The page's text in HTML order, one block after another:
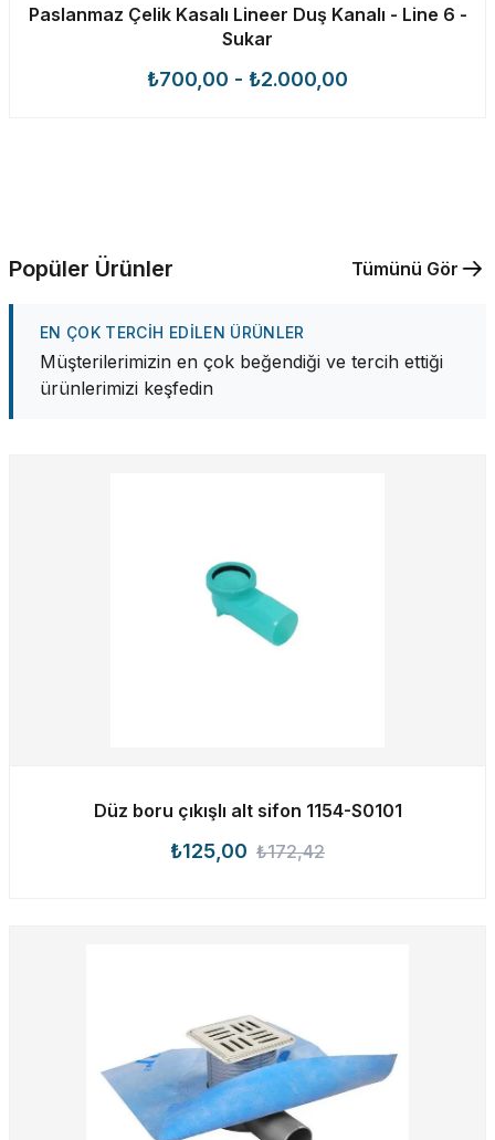
Paslanmaz Çelik Kasalı Lineer Duş Kanalı - Line 6 -
Sukar
₺700,00 - ₺2.000,00
Popüler Ürünler Tümünü Gör
EN ÇOK TERCIH EDILEN ÜRÜNLER
Müşterilerimizin en çok beğendiği ve tercih ettiği
ürünlerimizi keşfedin
Düz boru çıkışlı alt sifon 1154-S0101
₺125,00 ₺172,42